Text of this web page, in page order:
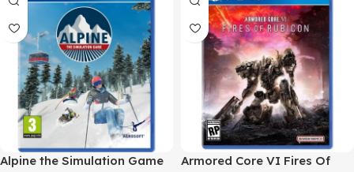
Alpine the Simulation Game
Armored Core VI Fires Of